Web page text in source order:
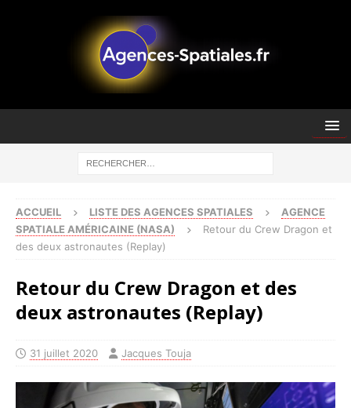
ACCUEIL LISTE DES AGENCES SPATIALES
AGENCE
SPATIALE AMÉRICAINE (NASA)
Retour du Crew Dragon et
des deux astronautes (Replay)
Retour du Crew Dragon et des
deux astronautes (Replay)
31 juillet 2020 Jacques Touja